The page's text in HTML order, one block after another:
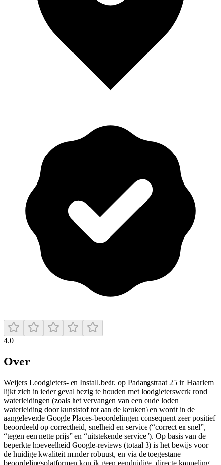
4.0
Over
Weijers Loodgieters- en Install.bedr. op Padangstraat 25 in Haarlem
lijkt zich in ieder geval bezig te houden met loodgieterswerk rond
waterleidingen (zoals het vervangen van een oude loden
waterleiding door kunststof tot aan de keuken) en wordt in de
aangeleverde Google Places-beoordelingen consequent zeer positief
beoordeeld op correctheid, snelheid en service (“correct en snel”,
“tegen een nette prijs” en “uitstekende service”). Op basis van de
beperkte hoeveelheid Google-reviews (totaal 3) is het bewijs voor
de huidige kwaliteit minder robuust, en via de toegestane
beoordelingsplatformen kon ik geen eenduidige, directe koppeling